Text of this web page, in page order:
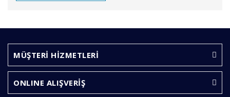
Yorum Yaz
formunu kullanarak tarafımıza iletebilirsiniz.
Görüş ve önerileriniz için teşekkür ederiz.
Ürün resmi kalitesiz, bozuk veya görüntülenemiyor.
Ürün açıklamasında eksik bilgiler bulunuyor.
MÜŞTERİ HİZMETLERİ
ONLINE ALIŞVERİŞ